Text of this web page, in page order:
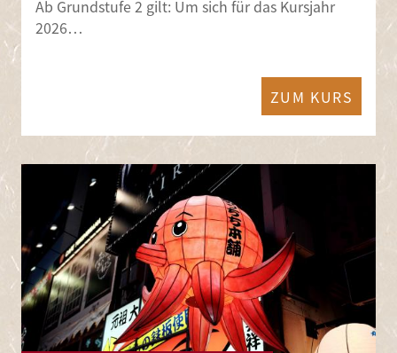
Ab Grundstufe 2 gilt: Um sich für das Kursjahr
2026…
ZUM KURS